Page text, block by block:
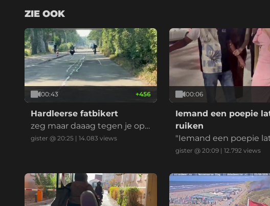
ZIE OOK
00:43 +456
Hardleerse fatbikert
zeg maar daaag tegen je opg
evoerde kinderbrommer
gister @ 20:25 | 14.083 views
00:06
Iemand een poepie
ruiken
"Iemand een poepie
ken" is een bekende
ent dat je iemand wilt
en, imponeren of laten
at je ergens heel goed
gister @ 20:09| 12.792 views